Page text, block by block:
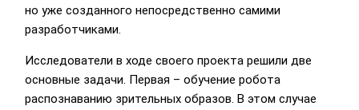
но уже созданного непосредственно самими
разработчиками.
Исследователи в ходе своего проекта решили две
основные задачи. Первая – обучение робота
распознаванию зрительных образов. В этом случае